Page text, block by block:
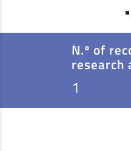
N.º of
research
1